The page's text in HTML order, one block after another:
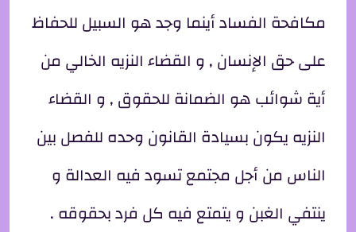
مكافحة الفساد أينما وجد هو السبيل للحفاظ
على حق الإنسان , و القضاء النزيه الخالي من
أية شوائب هو الضمانة للحقوق , و القضاء
النزيه يكون بسيادة القانون وحده للفصل بين
الناس من أجل مجتمع تسود فيه العدالة و
ينتفي الغبن و يتمتع فيه كل فرد بحقوقه .